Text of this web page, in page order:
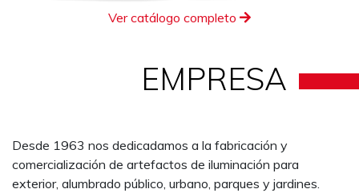
Ver catálogo completo
EMPRESA
Desde 1963 nos dedicadamos a la fabricación y
comercialización de artefactos de iluminación para
exterior, alumbrado público, urbano, parques y jardines.